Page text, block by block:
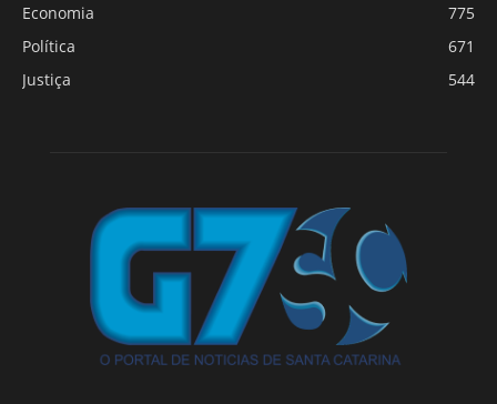
Economia
775
Política
671
Justiça
544